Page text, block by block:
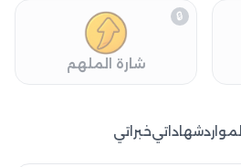
شارة الملهم
🔒
المواردشهاداتيخبراتي